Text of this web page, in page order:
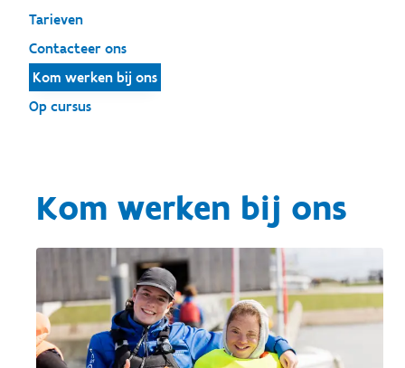
Tarieven
Contacteer ons
Kom werken bij ons
Op cursus
Kom werken bij ons